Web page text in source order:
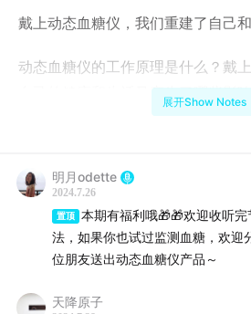
戴上动态血糖仪，我们重建了自己和
动态血糖仪的工作原理是什么？戴
自己的健康和生活又产生了哪些影
界或前期人群，动态血糖仪如何改
🎁 果壳时间准备了一些动态血糖仪
论区发表精彩评论的朋友，收到奖
明书或在医生指导下使用喔~ 🎁
展开Show Notes
明月odette
2024.7.26
置顶
本期有福利哦🎁🎁欢迎收听
法，如果你也试过监测血糖，欢迎
位朋友送出动态血糖仪产品～
天降原子